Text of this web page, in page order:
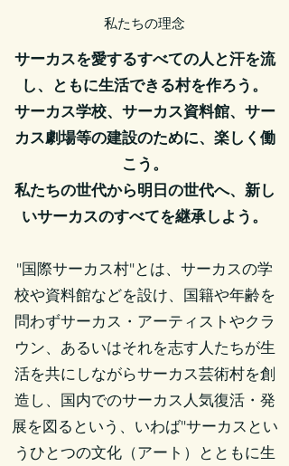
私たちの理念
サーカスを愛するすべての人と汗を流
し、ともに生活できる村を作ろう。
サーカス学校、サーカス資料館、サー
カス劇場等の建設のために、楽しく働
こう。
私たちの世代から明日の世代へ、新し
いサーカスのすべてを継承しよう。
"国際サーカス村"とは、サーカスの学
校や資料館などを設け、国籍や年齢を
問わずサーカス・アーティストやクラ
ウン、あるいはそれを志す人たちが生
活を共にしながらサーカス芸術村を創
造し、国内でのサーカス人気復活・発
展を図るという、いわば"サーカスとい
うひとつの文化（アート）とともに生